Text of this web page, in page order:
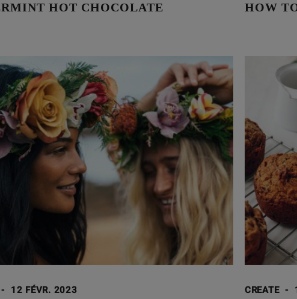
HOT CHOCOLATE
HOW
- 12 FÉVR. 2023
CREATE -